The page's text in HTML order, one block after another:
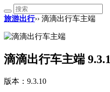
旅游出行›› 滴滴出行车主端
滴滴出行车主端
版本：9.3.10